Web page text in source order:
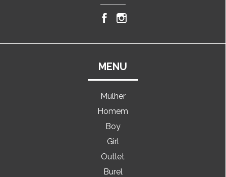
MENU
Mulher
Homem
Boy
Girl
Outlet
Burel